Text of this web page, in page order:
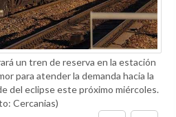
un tren de reserva en la estación
para atender la demanda hacia la
del eclipse este próximo miércoles.
Cercanias)